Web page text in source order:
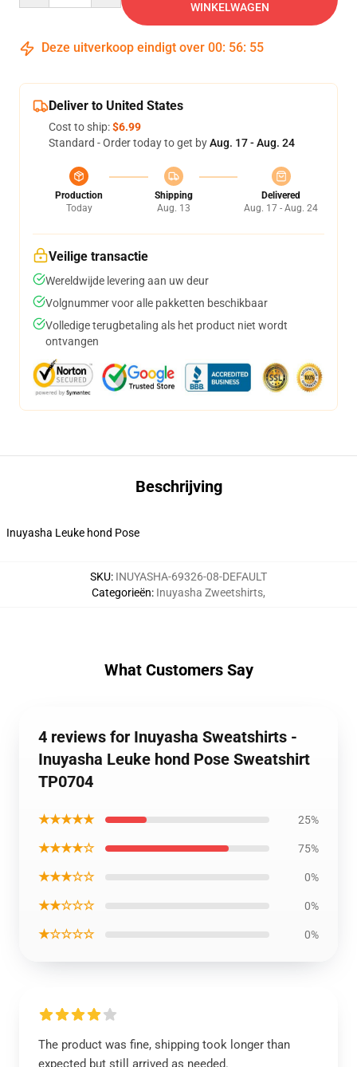
WINKELWAGEN
Deze uitverkoop eindigt over 00: 56: 54
Deliver to United States
Cost to ship:$6.99
Standard - Order today to get byAug. 17 - Aug. 24
Production
Today
Shipping
Aug. 13
Delivered
Aug. 17 - Aug. 24
Veilige transactie
Wereldwijde levering aan uw deur
Volgnummer voor alle pakketten beschikbaar
Volledige terugbetaling als het product niet wordt
ontvangen
Beschrijving
Inuyasha Leuke hond Pose
SKU: INUYASHA-69326-08-DEFAULT
Categorieën: Inuyasha Zweetshirts,
What Customers Say
4 reviews for Inuyasha Sweatshirts -
Inuyasha Leuke hond Pose Sweatshirt
TP0704
★★★★★ 25%
★★★★☆ 75%
★★★☆☆ 0%
★★☆☆☆ 0%
★☆☆☆☆ 0%
The product was fine, shipping took longer than
expected but still arrived as needed.